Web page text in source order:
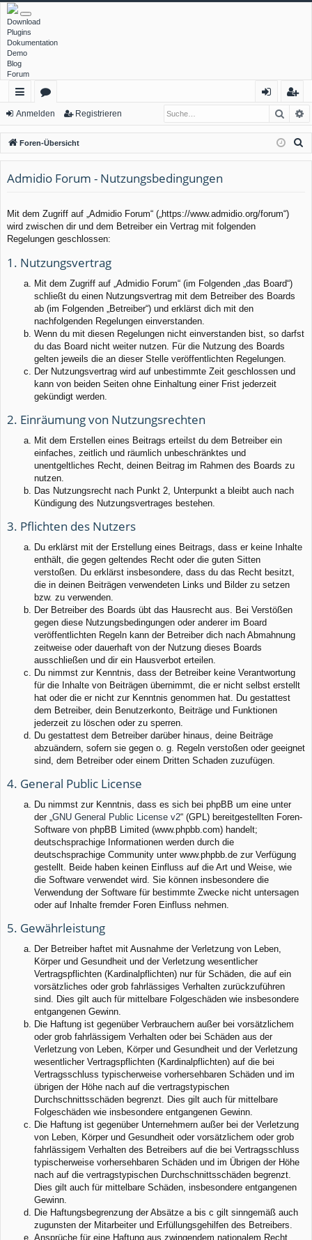
Download
Plugins
Dokumentation
Demo
Blog
Forum
ch
ne
llz
ug
f
or
en
m
el
eg
ist
rie
Anmelden Registrieren
Foren-Übersicht
Admidio Forum - Nutzungsbedingungen
Mit dem Zugriff auf „Admidio Forum“ („https://www.admidio.org/forum“)
wird zwischen dir und dem Betreiber ein Vertrag mit folgenden
Regelungen geschlossen:
1. Nutzungsvertrag
Mit dem Zugriff auf „Admidio Forum“ (im Folgenden „das Board“)
schließt du einen Nutzungsvertrag mit dem Betreiber des Boards
ab (im Folgenden „Betreiber“) und erklärst dich mit den
nachfolgenden Regelungen einverstanden.
Wenn du mit diesen Regelungen nicht einverstanden bist, so darfst
du das Board nicht weiter nutzen. Für die Nutzung des Boards
gelten jeweils die an dieser Stelle veröffentlichten Regelungen.
Der Nutzungsvertrag wird auf unbestimmte Zeit geschlossen und
kann von beiden Seiten ohne Einhaltung einer Frist jederzeit
gekündigt werden.
2. Einräumung von Nutzungsrechten
Mit dem Erstellen eines Beitrags erteilst du dem Betreiber ein
einfaches, zeitlich und räumlich unbeschränktes und
unentgeltliches Recht, deinen Beitrag im Rahmen des Boards zu
nutzen.
Das Nutzungsrecht nach Punkt 2, Unterpunkt a bleibt auch nach
Kündigung des Nutzungsvertrages bestehen.
3. Pflichten des Nutzers
Du erklärst mit der Erstellung eines Beitrags, dass er keine Inhalte
enthält, die gegen geltendes Recht oder die guten Sitten
verstoßen. Du erklärst insbesondere, dass du das Recht besitzt,
die in deinen Beiträgen verwendeten Links und Bilder zu setzen
bzw. zu verwenden.
Der Betreiber des Boards übt das Hausrecht aus. Bei Verstößen
gegen diese Nutzungsbedingungen oder anderer im Board
veröffentlichten Regeln kann der Betreiber dich nach Abmahnung
zeitweise oder dauerhaft von der Nutzung dieses Boards
ausschließen und dir ein Hausverbot erteilen.
Du nimmst zur Kenntnis, dass der Betreiber keine Verantwortung
für die Inhalte von Beiträgen übernimmt, die er nicht selbst erstellt
hat oder die er nicht zur Kenntnis genommen hat. Du gestattest
dem Betreiber, dein Benutzerkonto, Beiträge und Funktionen
jederzeit zu löschen oder zu sperren.
Du gestattest dem Betreiber darüber hinaus, deine Beiträge
abzuändern, sofern sie gegen o. g. Regeln verstoßen oder geeignet
sind, dem Betreiber oder einem Dritten Schaden zuzufügen.
4. General Public License
Du nimmst zur Kenntnis, dass es sich bei phpBB um eine unter
der „GNU General Public License v2“ (GPL) bereitgestellten Foren-
Software von phpBB Limited (www.phpbb.com) handelt;
deutschsprachige Informationen werden durch die
deutschsprachige Community unter www.phpbb.de zur Verfügung
gestellt. Beide haben keinen Einfluss auf die Art und Weise, wie
die Software verwendet wird. Sie können insbesondere die
Verwendung der Software für bestimmte Zwecke nicht untersagen
oder auf Inhalte fremder Foren Einfluss nehmen.
5. Gewährleistung
Der Betreiber haftet mit Ausnahme der Verletzung von Leben,
Körper und Gesundheit und der Verletzung wesentlicher
Vertragspflichten (Kardinalpflichten) nur für Schäden, die auf ein
vorsätzliches oder grob fahrlässiges Verhalten zurückzuführen
sind. Dies gilt auch für mittelbare Folgeschäden wie insbesondere
entgangenen Gewinn.
Die Haftung ist gegenüber Verbrauchern außer bei vorsätzlichem
oder grob fahrlässigem Verhalten oder bei Schäden aus der
Verletzung von Leben, Körper und Gesundheit und der Verletzung
wesentlicher Vertragspflichten (Kardinalpflichten) auf die bei
Vertragsschluss typischerweise vorhersehbaren Schäden und im
übrigen der Höhe nach auf die vertragstypischen
Durchschnittsschäden begrenzt. Dies gilt auch für mittelbare
Folgeschäden wie insbesondere entgangenen Gewinn.
Die Haftung ist gegenüber Unternehmern außer bei der Verletzung
von Leben, Körper und Gesundheit oder vorsätzlichem oder grob
fahrlässigem Verhalten des Betreibers auf die bei Vertragsschluss
typischerweise vorhersehbaren Schäden und im Übrigen der Höhe
nach auf die vertragstypischen Durchschnittsschäden begrenzt.
Dies gilt auch für mittelbare Schäden, insbesondere entgangenen
Gewinn.
Die Haftungsbegrenzung der Absätze a bis c gilt sinngemäß auch
zugunsten der Mitarbeiter und Erfüllungsgehilfen des Betreibers.
Ansprüche für eine Haftung aus zwingendem nationalem Recht